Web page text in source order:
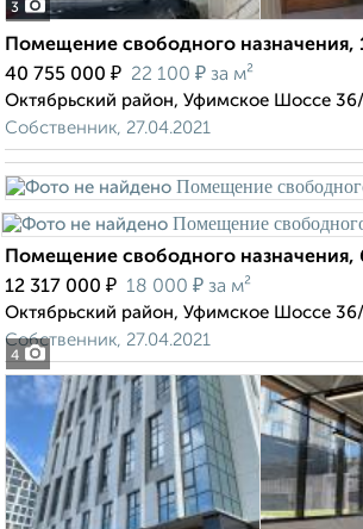
3
Помещение свободного назначения,
40 755 000 ₽ 22 100 ₽ за м²
Октябрьский район, Уфимское Шоссе
Собственник, 27.04.2021
4
Помещение свободного назначения,
12 317 000 ₽ 18 000 ₽ за м²
Октябрьский район, Уфимское Шоссе
Собственник, 27.04.2021